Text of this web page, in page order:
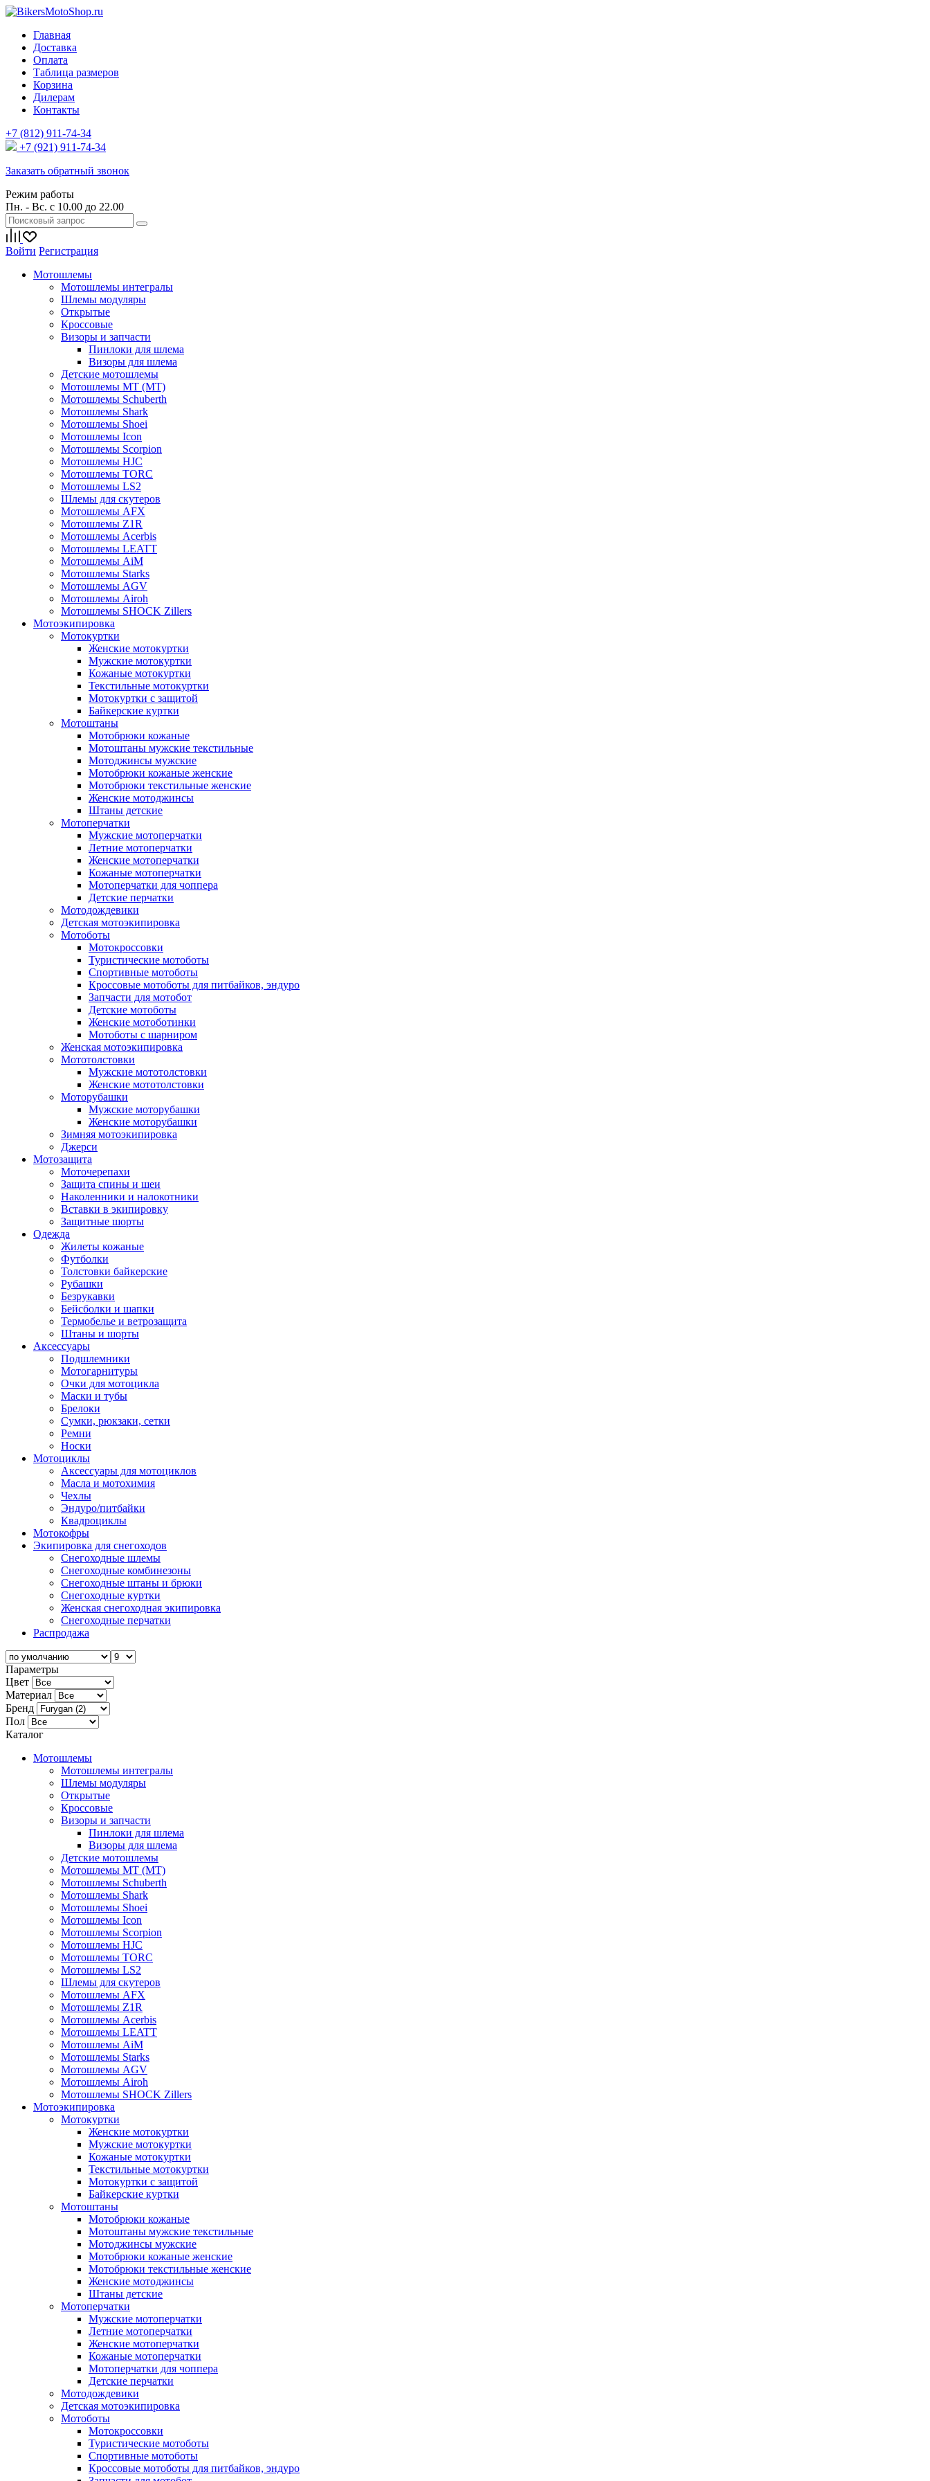
Главная
Доставка
Оплата
Таблица размеров
Корзина
Дилерам
Контакты
+7 (812) 911-74-34
+7 (921) 911-74-34
Заказать обратный звонок
Режим работы
Пн. - Вс. с 10.00 до 22.00
Войти Регистрация
Мотошлемы
Мотошлемы интегралы
Шлемы модуляры
Открытые
Кросcовые
Визоры и запчасти
Пинлоки для шлема
Визоры для шлема
Детские мотошлемы
Мотошлемы MT (МТ)
Мотошлемы Schuberth
Мотошлемы Shark
Мотошлемы Shoei
Мотошлемы Icon
Мотошлемы Scorpion
Мотошлемы HJC
Мотошлемы TORC
Мотошлемы LS2
Шлемы для скутеров
Мотошлемы AFX
Мотошлемы Z1R
Мотошлемы Acerbis
Мотошлемы LEATT
Мотошлемы AiM
Мотошлемы Starks
Мотошлемы AGV
Мотошлемы Airoh
Мотошлемы SHOCK Zillers
Мотоэкипировка
Мотокуртки
Женские мотокуртки
Мужские мотокуртки
Кожаные мотокуртки
Текстильные мотокуртки
Мотокуртки с защитой
Байкерские куртки
Мотоштаны
Мотобрюки кожаные
Мотоштаны мужские текстильные
Мотоджинсы мужские
Мотобрюки кожаные женские
Мотобрюки текстильные женские
Женские мотоджинсы
Штаны детские
Мотоперчатки
Мужские мотоперчатки
Летние мотоперчатки
Женские мотоперчатки
Кожаные мотоперчатки
Мотоперчатки для чоппера
Детские перчатки
Мотодождевики
Детская мотоэкипировка
Мотоботы
Мотокроссовки
Туристические мотоботы
Спортивные мотоботы
Кроссовые мотоботы для питбайков, эндуро
Запчасти для мотобот
Детские мотоботы
Женские мотоботинки
Мотоботы с шарниром
Женская мотоэкипировка
Мототолстовки
Мужские мототолстовки
Женские мототолстовки
Моторубашки
Мужские моторубашки
Женские моторубашки
Зимняя мотоэкипировка
Джерси
Мотозащита
Моточерепахи
Защита спины и шеи
Наколенники и налокотники
Вставки в экипировку
Защитные шорты
Одежда
Жилеты кожаные
Футболки
Толстовки байкерские
Рубашки
Безрукавки
Бейсболки и шапки
Термобелье и ветрозащита
Штаны и шорты
Аксессуары
Подшлемники
Мотогарнитуры
Очки для мотоцикла
Маски и тубы
Брелоки
Сумки, рюкзаки, сетки
Ремни
Носки
Мотоциклы
Аксессуары для мотоциклов
Масла и мотохимия
Чехлы
Эндуро/питбайки
Квадроциклы
Мотокофры
Экипировка для снегоходов
Снегоходные шлемы
Снегоходные комбинезоны
Снегоходные штаны и брюки
Снегоходные куртки
Женская снегоходная экипировка
Снегоходные перчатки
Распродажа
Параметры
Цвет
Материал
Бренд
Пол
Каталог
Мотошлемы
Мотошлемы интегралы
Шлемы модуляры
Открытые
Кросcовые
Визоры и запчасти
Пинлоки для шлема
Визоры для шлема
Детские мотошлемы
Мотошлемы MT (МТ)
Мотошлемы Schuberth
Мотошлемы Shark
Мотошлемы Shoei
Мотошлемы Icon
Мотошлемы Scorpion
Мотошлемы HJC
Мотошлемы TORC
Мотошлемы LS2
Шлемы для скутеров
Мотошлемы AFX
Мотошлемы Z1R
Мотошлемы Acerbis
Мотошлемы LEATT
Мотошлемы AiM
Мотошлемы Starks
Мотошлемы AGV
Мотошлемы Airoh
Мотошлемы SHOCK Zillers
Мотоэкипировка
Мотокуртки
Женские мотокуртки
Мужские мотокуртки
Кожаные мотокуртки
Текстильные мотокуртки
Мотокуртки с защитой
Байкерские куртки
Мотоштаны
Мотобрюки кожаные
Мотоштаны мужские текстильные
Мотоджинсы мужские
Мотобрюки кожаные женские
Мотобрюки текстильные женские
Женские мотоджинсы
Штаны детские
Мотоперчатки
Мужские мотоперчатки
Летние мотоперчатки
Женские мотоперчатки
Кожаные мотоперчатки
Мотоперчатки для чоппера
Детские перчатки
Мотодождевики
Детская мотоэкипировка
Мотоботы
Мотокроссовки
Туристические мотоботы
Спортивные мотоботы
Кроссовые мотоботы для питбайков, эндуро